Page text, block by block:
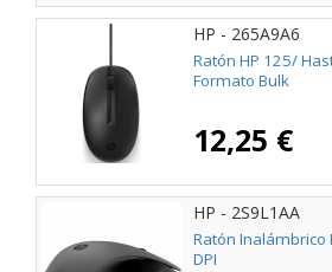
HP - 265A9A6
Ratón HP 125/
Formato Bulk
12,25 €
HP - 2S9L1AA
Ratón Inalámbrico
DPI